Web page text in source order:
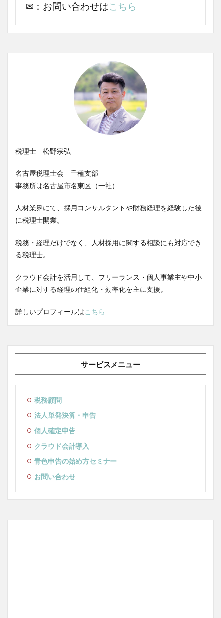
✉：お問い合わせはこちら
税理士 松野宗弘
名古屋税理士会 千種支部
事務所は名古屋市名東区（一社）
人材業界にて、採用コンサルタントや財務経理を経験した後
に税理士開業。
税務・経理だけでなく、人材採用に関する相談にも対応でき
る税理士。
クラウド会計を活用して、フリーランス・個人事業主や中小
企業に対する経理の仕組化・効率化を主に支援。
詳しいプロフィールは こちら
サービスメニュー
税務顧問
法人単発決算・申告
個人確定申告
クラウド会計導入
青色申告の始め方セミナー
お問い合わせ